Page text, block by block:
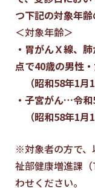
つ下記の対象年
＜対象年齢＞
・胃がんＸ線、
点で40歳の男性
（昭和58年1月1
・子宮がん…令
（昭和58年1月1
※対象者の方で、
祉部健康増進課
わせください。